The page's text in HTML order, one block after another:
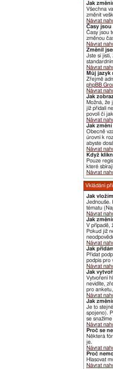
Jak
Všechna
změnit
Návrat
Časy jsou
Časy jsou
změnou
Návrat
Změnil
Jste si jisti,
Návrat
Můj jazyk
Zřejmě
phpBB
Návrat
Jak
Možná, že
již přidali
povolí či
Návrat
Jak
Obecně
úrovní k
abyste
Návrat
Když
Pouze
které
Návrat
Vkládání
Jak
Jednouše.
tématu
Návrat
Jak
V případě,
Pokud již
Návrat
Jak
Přidat
podpis pro
Návrat
Jak
Vytvoření
nevidíte,
pro
Návrat
Jak
Je to
spojeno).
se
Návrat
Proč se
Některá
je.
Návrat
Proč
Hlasovat
Návrat